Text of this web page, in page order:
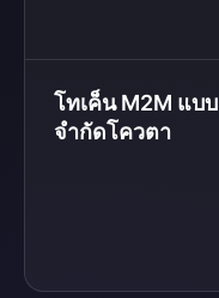
โทเค็น M2M แบบ
จำกัดโควตา